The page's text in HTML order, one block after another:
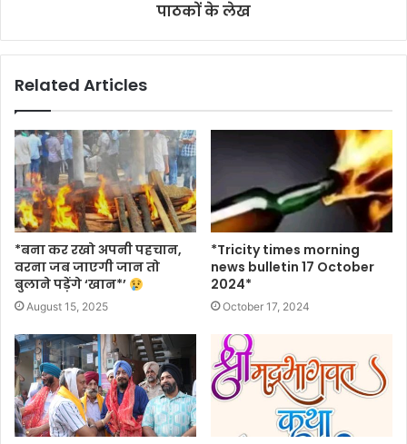
पाठकों के लेख
Related Articles
*बना कर रखो अपनी पहचान,
वरना जब जाएगी जान तो
बुलाने पड़ेंगे ‘खान*’
August 15, 2025
*Tricity times morning
news bulletin 17 October
2024*
October 17, 2024